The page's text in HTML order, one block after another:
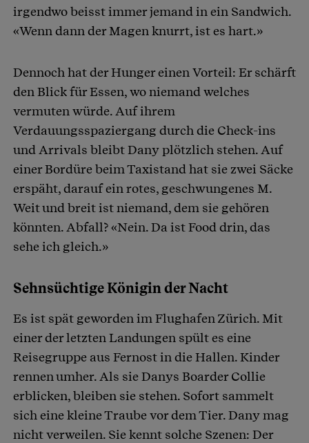
irgendwo beisst immer jemand in ein Sandwich.
«Wenn dann der Magen knurrt, ist es hart.»
Dennoch hat der Hunger einen Vorteil: Er schärft
den Blick für Essen, wo niemand welches
vermuten würde. Auf ihrem
Verdauungsspaziergang durch die Check-ins
und Arrivals bleibt Dany plötzlich stehen. Auf
einer Bordüre beim Taxistand hat sie zwei Säcke
erspäht, darauf ein rotes, geschwungenes M.
Weit und breit ist niemand, dem sie gehören
könnten. Abfall? «Nein. Da ist Food drin, das
sehe ich gleich.»
Sehnsüchtige Königin der Nacht
Es ist spät geworden im Flughafen Zürich. Mit
einer der letzten Landungen spült es eine
Reisegruppe aus Fernost in die Hallen. Kinder
rennen umher. Als sie Danys Boarder Collie
erblicken, bleiben sie stehen. Sofort sammelt
sich eine kleine Traube vor dem Tier. Dany mag
nicht verweilen. Sie kennt solche Szenen: Der